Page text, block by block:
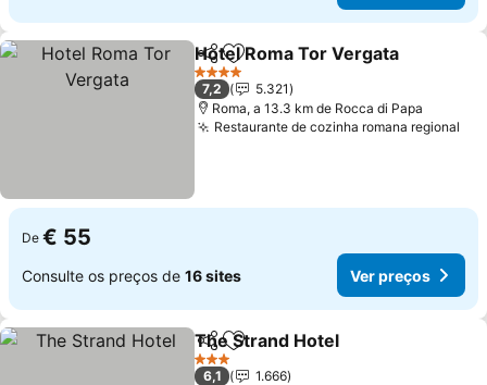
PartilharAdicionar aos favoritos
Hotel Roma Tor Vergata
4 Estrelas
7,2
5.321
Roma, a 13.3 km de Rocca di Papa
Restaurante de cozinha romana regional
De € 55
Consulte os preços de 16 sites Ver preços
PartilharAdicionar aos favoritos
The Strand Hotel
3 Estrelas
6,1
1.666